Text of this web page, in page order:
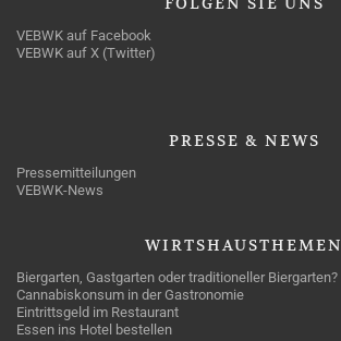
VEBWK auf Facebook
VEBWK auf X (Twitter)
PRESSE & NEWS
Pressemitteilungen
VEBWK-News
WIRTSHAUSTHEMEN
Biergarten, Gastgarten oder traditioneller Biergarten?
Cannabiskonsum in der Gastronomie
Eintrittsgeld im Restaurant
Essen ins Hotel bestellen